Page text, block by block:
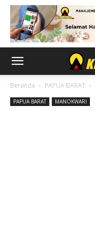
Beranda PAPUA BARAT
PAPUA BARAT MANOKWARI